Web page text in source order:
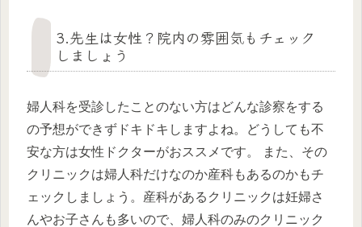
3.先生は女性？院内の雰囲気もチェック
しましょう
婦人科を受診したことのない方はどんな診察をする
の予想ができずドキドキしますよね。どうしても不
安な方は女性ドクターがおススメです。 また、その
クリニックは婦人科だけなのか産科もあるのかもチ
ェックしましょう。産科があるクリニックは妊婦さ
んやお子さんも多いので、婦人科のみのクリニック